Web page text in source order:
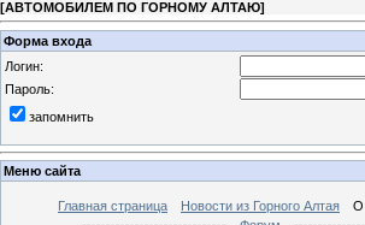
[АВТОМОБИЛЕМ ПО ГОРНОМУ АЛТАЮ]
Форма входа
Логин:
Пароль:
запомнить
Меню сайта
Главная страница Новости из Горного Алтая О